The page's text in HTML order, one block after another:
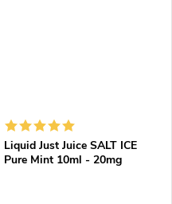
Liquid Just Juice SALT ICE
Pure Mint 10ml - 20mg